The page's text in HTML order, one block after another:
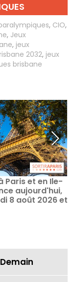
, CIO,
, Jeux
, jeux
2032, jeux
brisbane
Paris et en Ile-
aujourd'hui,
8 août 2026 et
Demain